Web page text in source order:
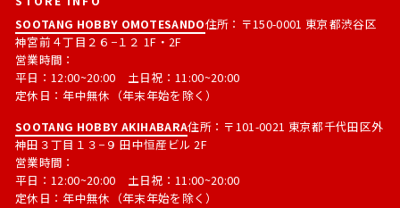
SOOTANG HOBBY OMOTESANDO住所：〒150-0001 東京都渋谷区
神宮前４丁目２６−１２ 1F・2F
営業時間：
平日：12:00~20:00 土日祝：11:00~20:00
定休日：年中無休（年末年始を除く）
SOOTANG HOBBY AKIHABARA住所：〒101-0021 東京都千代田区外
神田３丁目１３−９ 田中恒産ビル 2F
営業時間：
平日：12:00~20:00 土日祝：11:00~20:00
定休日：年中無休（年末年始を除く）